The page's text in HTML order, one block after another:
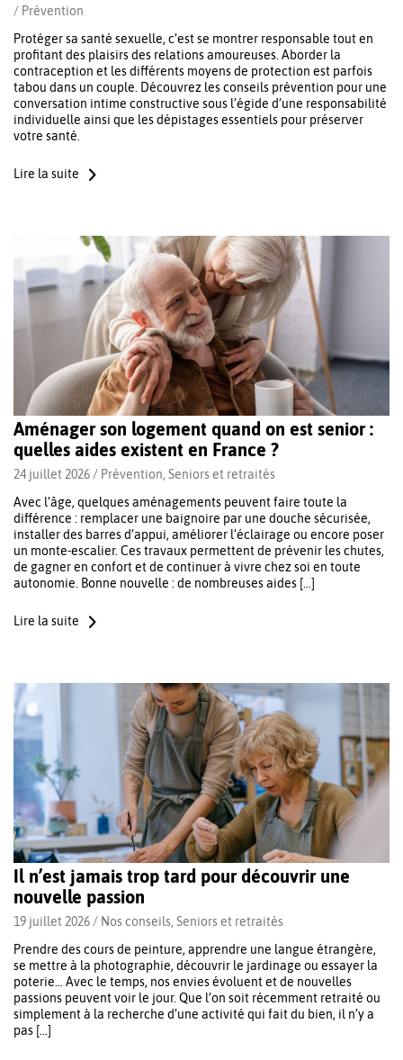
/ Prévention
Protéger sa santé sexuelle, c’est se montrer responsable tout en
profitant des plaisirs des relations amoureuses. Aborder la
contraception et les différents moyens de protection est parfois
tabou dans un couple. Découvrez les conseils prévention pour une
conversation intime constructive sous l’égide d’une responsabilité
individuelle ainsi que les dépistages essentiels pour préserver
votre santé.
Lire la suite
Aménager son logement quand on est senior :
quelles aides existent en France ?
24 juillet 2026 / Prévention, Seniors et retraités
Avec l’âge, quelques aménagements peuvent faire toute la
différence : remplacer une baignoire par une douche sécurisée,
installer des barres d’appui, améliorer l’éclairage ou encore poser
un monte-escalier. Ces travaux permettent de prévenir les chutes,
de gagner en confort et de continuer à vivre chez soi en toute
autonomie. Bonne nouvelle : de nombreuses aides […]
Lire la suite
Il n’est jamais trop tard pour découvrir une
nouvelle passion
19 juillet 2026 / Nos conseils, Seniors et retraités
Prendre des cours de peinture, apprendre une langue étrangère,
se mettre à la photographie, découvrir le jardinage ou essayer la
poterie… Avec le temps, nos envies évoluent et de nouvelles
passions peuvent voir le jour. Que l’on soit récemment retraité ou
simplement à la recherche d’une activité qui fait du bien, il n’y a
pas […]